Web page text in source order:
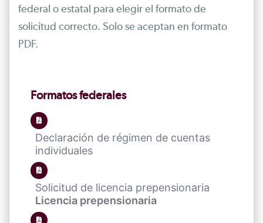
federal o estatal para elegir el formato de
solicitud correcto. Solo se aceptan en formato
PDF.
Formatos federales
Declaración de régimen de cuentas
individuales
Solicitud de licencia prepensionaria
Licencia prepensionaria